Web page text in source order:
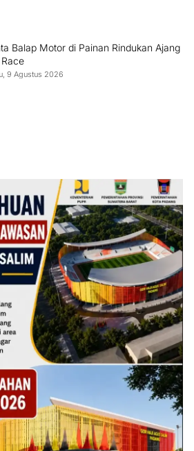
Balap Motor di Painan Rindukan Ajang
9 Agustus 2026